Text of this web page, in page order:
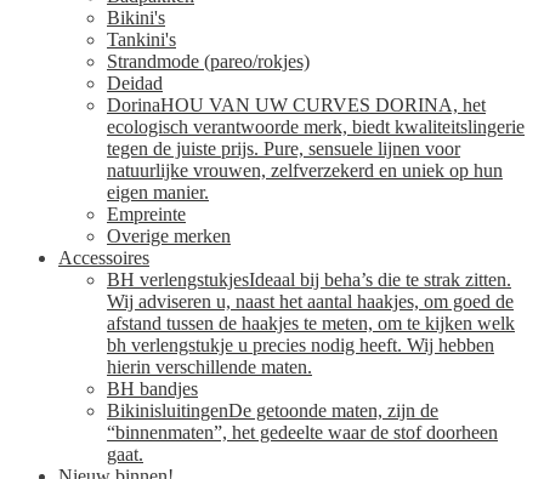
Bikini's
Tankini's
Strandmode (pareo/rokjes)
Deidad
DorinaHOU VAN UW CURVES DORINA, het
ecologisch verantwoorde merk, biedt kwaliteitslingerie
tegen de juiste prijs. Pure, sensuele lijnen voor
natuurlijke vrouwen, zelfverzekerd en uniek op hun
eigen manier.
Empreinte
Overige merken
Accessoires
BH verlengstukjesIdeaal bij beha’s die te strak zitten.
Wij adviseren u, naast het aantal haakjes, om goed de
afstand tussen de haakjes te meten, om te kijken welk
bh verlengstukje u precies nodig heeft. Wij hebben
hierin verschillende maten.
BH bandjes
BikinisluitingenDe getoonde maten, zijn de
“binnenmaten”, het gedeelte waar de stof doorheen
gaat.